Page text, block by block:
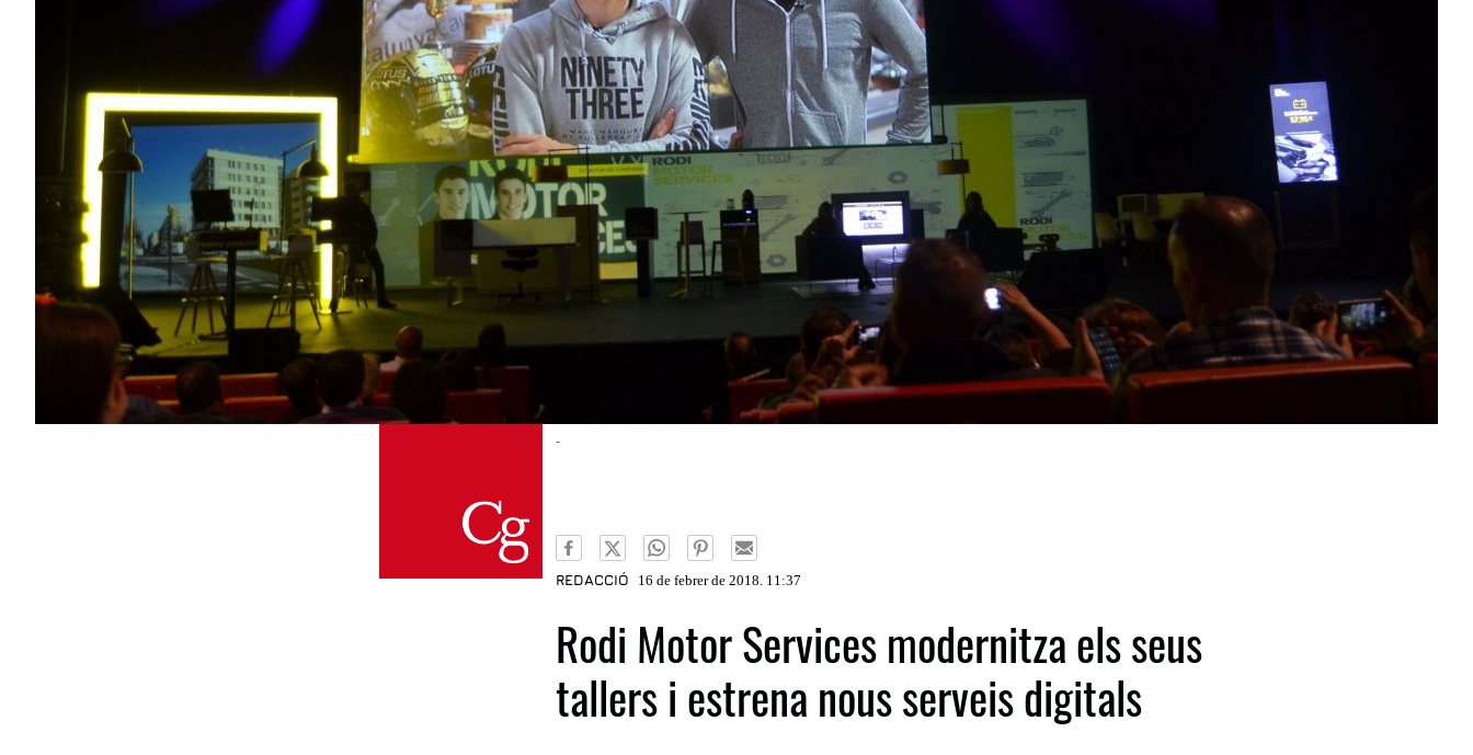
-
REDACCIÓ 16 de febrer de 2018. 11:37
Rodi Motor Services modernitza els seus
tallers i estrena nous serveis digitals